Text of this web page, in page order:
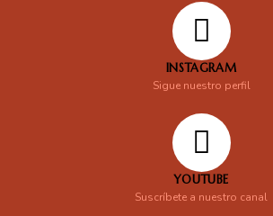
INSTAGRAM
Sigue nuestro perfil
YOUTUBE
Suscríbete a nuestro canal